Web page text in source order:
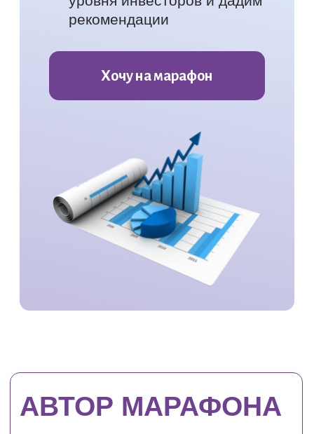
ПОЧЕМУ НУЖНО
ИДТИ НА МАРАФОН?
"рассказали"-"применил".